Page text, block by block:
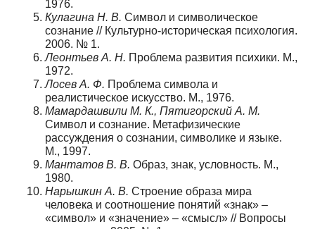
1976.
Кулагина Н. В. Символ и символическое
сознание // Культурно-историческая психология.
2006. № 1.
Леонтьев А. Н. Проблема развития психики. М.,
1972.
Лосев А. Ф. Проблема символа и
реалистическое искусство. М., 1976.
Мамардашвили М. К., Пятигорский А. М.
Символ и сознание. Метафизические
рассуждения о сознании, символике и языке.
М., 1997.
Мантатов В. В. Образ, знак, условность. М.,
1980.
Нарышкин А. В. Строение образа мира
человека и соотношение понятий «знак» –
«символ» и «значение» – «смысл» // Вопросы